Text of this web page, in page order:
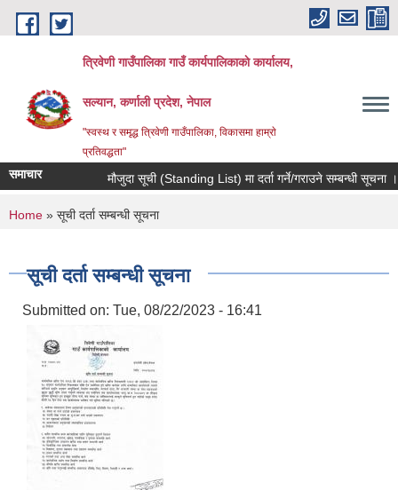
Skip to main content
त्रिवेणी गाउँपालिका गाउँ कार्यपालिकाकाे कार्यालय,
सल्यान, कर्णाली प्रदेश, नेपाल
"स्वस्थ र समृद्ध त्रिवेणी गाउँपालिका, विकासमा हाम्राे
प्रतिवद्धता"
समाचार मौजुदा सूची (Standing List) मा दर्ता गर्ने/गराउने सम्बन्धी सूचना ।।।
You are here
Home » सूची दर्ता सम्बन्धी सूचना
सूची दर्ता सम्बन्धी सूचना
Submitted on: Tue, 08/22/2023 - 16:41